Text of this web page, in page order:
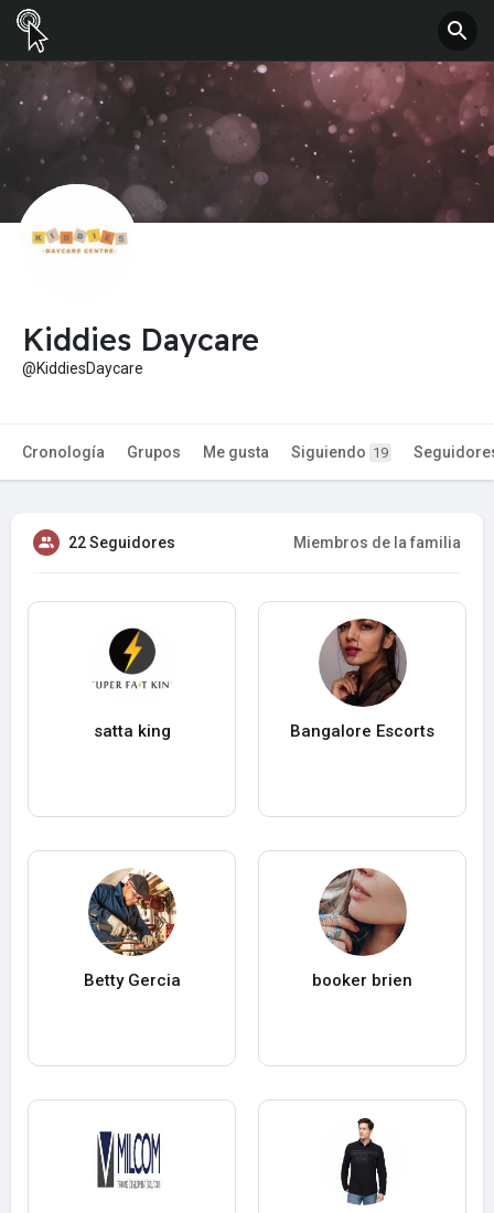
Kiddies Daycare
@KiddiesDaycare
Cronología Grupos Me gusta Siguiendo 19
22 Seguidores Miembros de la familia
satta king Bangalore Escorts
Betty Gercia booker brien